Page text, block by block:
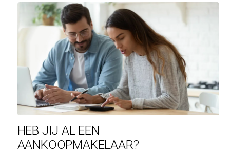
HEB JIJ AL EEN
AANKOOPMAKELAAR?